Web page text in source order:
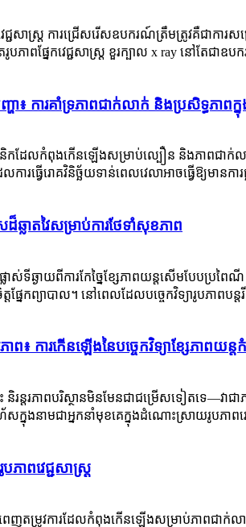
ជសាស្ត្រ ការជ្រើសរើសឧបករណ៍ត្រឹមត្រូវគឺជាក
ាពផ្នែកវេជ្ជសាស្រ្ត ខួរក្បាល x ray នៅតែជាឧ
៖ ការគាំទ្រភាពជាក់លាក់ និងប្រសិទ្ធភាពក្
លីនិកដែលកំពុងកើនឡើងសម្រាប់ល្បឿន និងភាពជ
ារធ្វើរោគវិនិច្ឆ័យទាន់ពេលវេលាអាចធ្វើឱ្យម
លាតវៃសម្រាប់ការថែទាំសុខភាព
ផ្លាស់ទីឆ្ងាយពីការកែច្នៃខ្សែភាពយន្តសើមបែប
ផ្នែកព្យាបាល។ នៅពេលដែលបច្ចេកវិទ្យារូបភាពប
៖ ការកើនឡើងនៃបច្ចេកវិទ្យាខ្សែភាពយន្ត
រន្តរភាពបរិស្ថានមិនមែនជាជម្រើសទៀតទេ—វាជ
នុងនាមជាអ្នកនាំមុខគេក្នុងដំណោះស្រាយរូបភាព
ាពវេជ្ជសាស្ត្រ
តម្រូវការដែលកំពុងកើនឡើងសម្រាប់ភាពជាក់លា